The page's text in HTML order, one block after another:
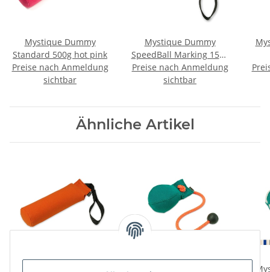
Mystique Dummy
Standard 500g hot pink
Preise nach Anmeldung
sichtbar
Mystique Dummy
SpeedBall Marking 150g
orange / grün
Preise nach Anmeldung
sichtbar
Ähnliche Artikel